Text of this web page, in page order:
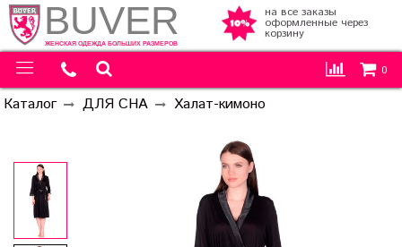
0
BUVER
ЖЕНСКАЯ ОДЕЖДА БОЛЬШИХ РАЗМЕРОВ
на все заказы
оформленные через
корзину
Каталог ДЛЯ СНА Халат-кимоно